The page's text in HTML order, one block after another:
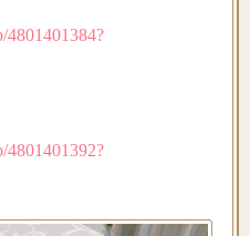
4801401384?
4801401392?